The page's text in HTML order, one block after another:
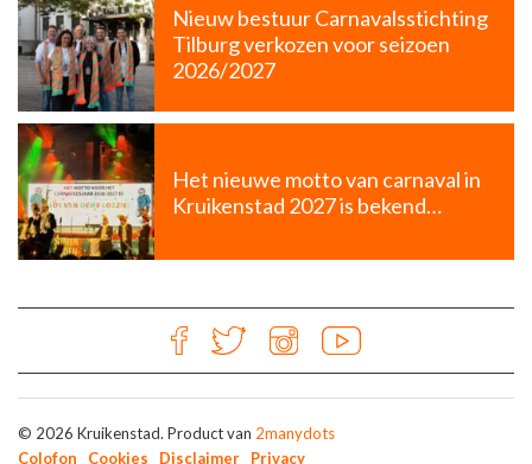
Nieuw bestuur Carnavalsstichting
Tilburg verkozen voor seizoen
2026/2027
Het nieuwe motto van carnaval in
Kruikenstad 2027 is bekend…
© 2026 Kruikenstad. Product van 2manydots
Colofon
Cookies Disclaimer Privacy